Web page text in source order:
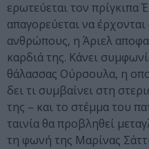
ερωτεύεται τον πρίγκιπα
απαγορεύεται να
ανθρώπους, η Άριελ
καρδιά της. Κάνει
θάλασσας Ούρσουλα, η
δει τι συμβαίνει στη
της – και το στέμμα του
ταινία θα προβληθεί
τη φωνή της Μαρίνας